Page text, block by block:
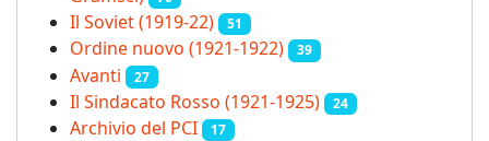
Il Soviet (1919‑22) 51
Ordine nuovo (1921-1922) 39
Avanti 27
Il Sindacato Rosso (1921-1925) 24
Archivio del PCI 17